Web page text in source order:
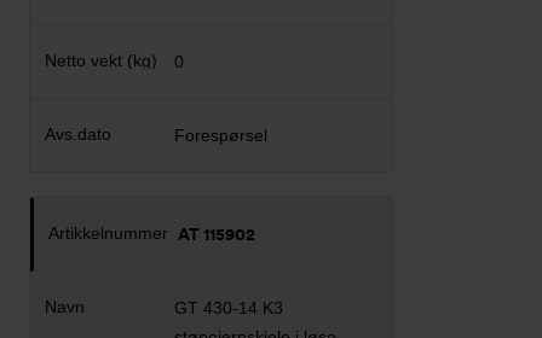
0
Forespørsel
AT 115902
GT 430-14 K3